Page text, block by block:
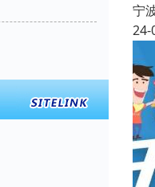
宁
24-